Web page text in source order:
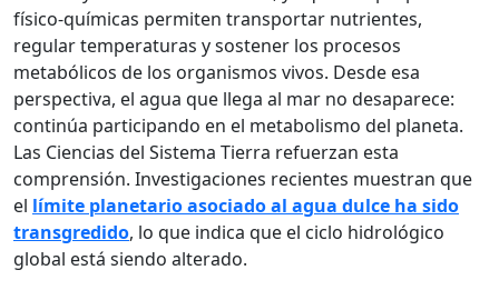
físico-químicas permiten transportar nutrientes,
regular temperaturas y sostener los procesos
metabólicos de los organismos vivos. Desde esa
perspectiva, el agua que llega al mar no desaparece:
continúa participando en el metabolismo del planeta.
Las Ciencias del Sistema Tierra refuerzan esta
comprensión. Investigaciones recientes muestran que
el límite planetario asociado al agua dulce ha sido
transgredido, lo que indica que el ciclo hidrológico
global está siendo alterado.